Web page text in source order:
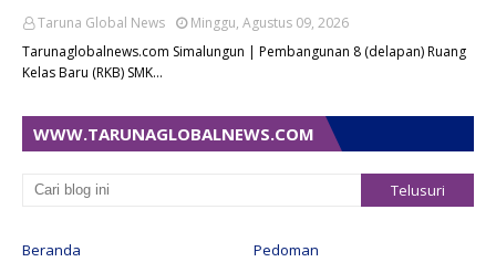
Taruna Global News
Minggu, Agustus 09, 2026
Tarunaglobalnews.com Simalungun | Pembangunan 8 (delapan) Ruang
Kelas Baru (RKB) SMK…
WWW.TARUNAGLOBALNEWS.COM
Beranda
Pedoman